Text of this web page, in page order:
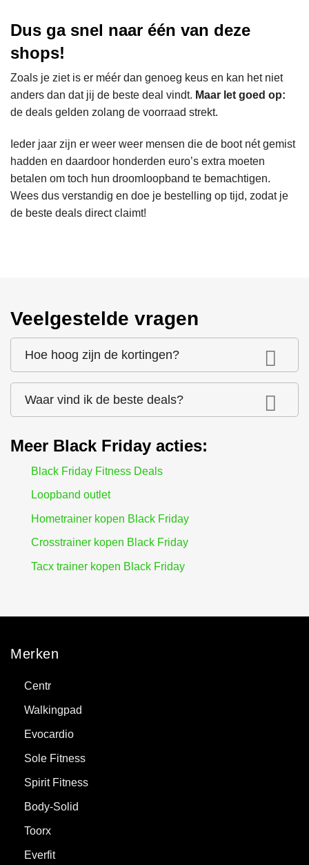
Dus ga snel naar één van deze
shops!
Zoals je ziet is er méér dan genoeg keus en kan het niet
anders dan dat jij de beste deal vindt. Maar let goed op:
de deals gelden zolang de voorraad strekt.
Ieder jaar zijn er weer weer mensen die de boot nét gemist
hadden en daardoor honderden euro’s extra moeten
betalen om toch hun droomloopband te bemachtigen.
Wees dus verstandig en doe je bestelling op tijd, zodat je
de beste deals direct claimt!
Veelgestelde vragen
Hoe hoog zijn de kortingen?
Waar vind ik de beste deals?
Meer Black Friday acties:
Black Friday Fitness Deals
Loopband outlet
Hometrainer kopen Black Friday
Crosstrainer kopen Black Friday
Tacx trainer kopen Black Friday
Merken
Centr
Walkingpad
Evocardio
Sole Fitness
Spirit Fitness
Body-Solid
Toorx
Everfit